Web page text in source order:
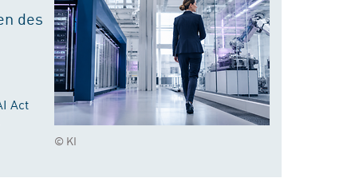
© KI
des
Act